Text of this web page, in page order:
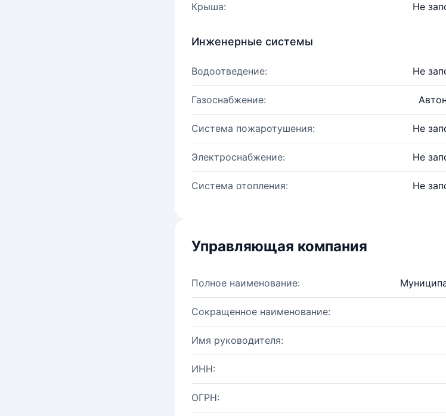
Крыша: Не
Инженерные системы
Водоотведение: Не
Газоснабжение:
Система пожаротушения: Не
Электроснабжение: Не
Система отопления: Не
Управляющая компания
Полное наименование:
Сокращенное наименование:
Имя руководителя:
ИНН:
ОГРН: